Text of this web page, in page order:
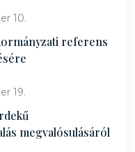
10.
referens
19.
megvalósulásáról